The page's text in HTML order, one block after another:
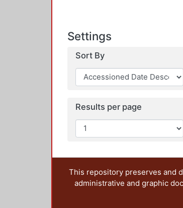
Settings
Sort By
Results per page
This repository preserves and
administrative and graphic